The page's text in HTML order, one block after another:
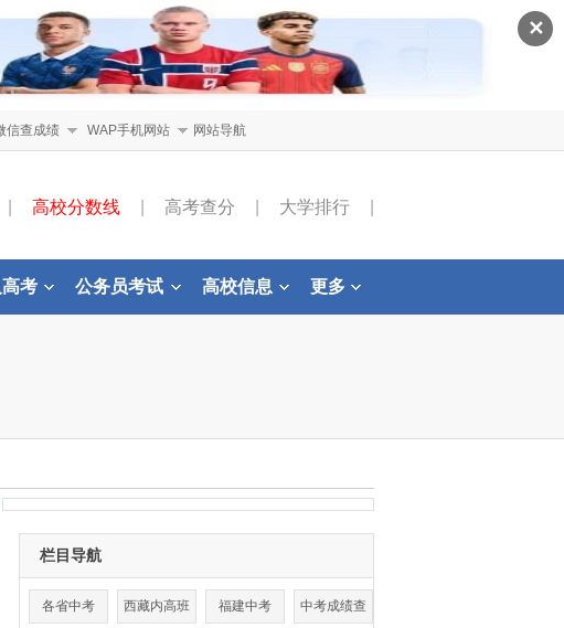
✕
信查成绩 WAP手机网站 网站导航
高校分数线 高考查分 大学排行
考 公务员考试 高校信息 更多
栏目导航
各省中考 西藏内高班 福建中考 中考成绩查